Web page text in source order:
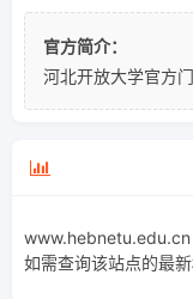
官方简介：
河北开放大学官方
www.hebnetu.edu.cn
如需查询该站点的最